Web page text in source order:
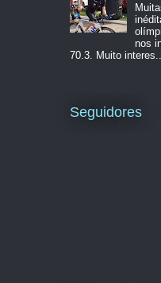
nos
70.3. Muito interes...
Seguidores